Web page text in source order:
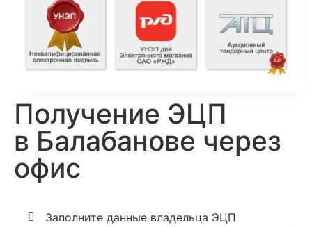
Получение ЭЦП
в Балабанове через
офис
Заполните данные владельца ЭЦП